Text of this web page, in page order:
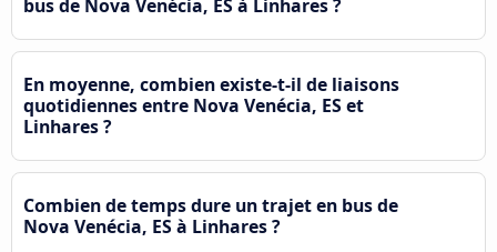
bus de Nova Venécia, ES à Linhares ?
En moyenne, combien existe-t-il de liaisons
quotidiennes entre Nova Venécia, ES et
Linhares ?
Combien de temps dure un trajet en bus de
Nova Venécia, ES à Linhares ?